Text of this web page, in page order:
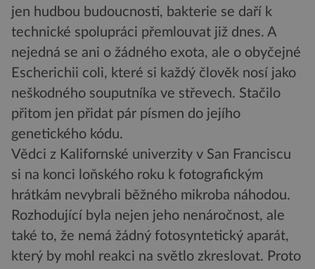
jen hudbou budoucnosti, bakterie se daří k
technické spolupráci přemlouvat již dnes. A
nejedná se ani o žádného exota, ale o obyčejné
Escherichii coli, které si každý člověk nosí jako
neškodného souputníka ve střevech. Stačilo
přitom jen přidat pár písmen do jejího
genetického kódu.
Vědci z Kalifornské univerzity v San Franciscu
si na konci loňského roku k fotografickým
hrátkám nevybrali běžného mikroba náhodou.
Rozhodující byla nejen jeho nenáročnost, ale
také to, že nemá žádný fotosyntetický aparát,
který by mohl reakci na světlo zkreslovat. Proto